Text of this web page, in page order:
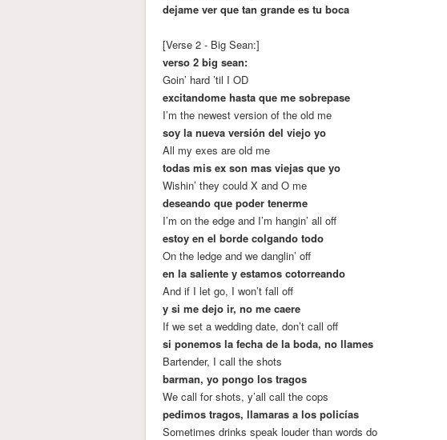
dejame ver que tan grande es tu boca
[Verse 2 - Big Sean:]
verso 2 big sean:
Goin’ hard ’til I OD
excitandome hasta que me sobrepase
I’m the newest version of the old me
soy la nueva versión del viejo yo
All my exes are old me
todas mis ex son mas viejas que yo
Wishin’ they could X and O me
deseando que poder tenerme
I’m on the edge and I’m hangin’ all off
estoy en el borde colgando todo
On the ledge and we danglin’ off
en la saliente y estamos cotorreando
And if I let go, I won’t fall off
y si me dejo ir, no me caere
If we set a wedding date, don’t call off
si ponemos la fecha de la boda, no llames
Bartender, I call the shots
barman, yo pongo los tragos
We call for shots, y’all call the cops
pedimos tragos, llamaras a los policías
Sometimes drinks speak louder than words do